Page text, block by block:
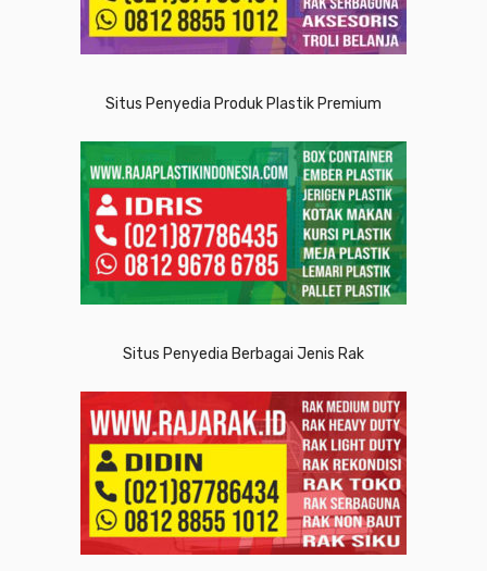
Situs Penyedia Produk Plastik Premium
Situs Penyedia Berbagai Jenis Rak